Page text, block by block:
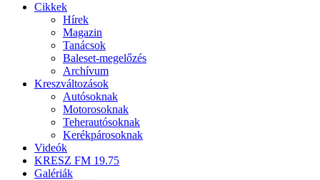
Cikkek
Hírek
Magazin
Tanácsok
Baleset-megelőzés
Archívum
Kreszváltozások
Autósoknak
Motorosoknak
Teherautósoknak
Kerékpárosoknak
Videók
KRESZ FM 19.75
Galériák